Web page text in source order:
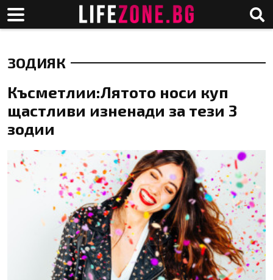
ЗОДИЯК
Късметлии:Лятото носи куп
щастливи изненади за тези 3
зодии